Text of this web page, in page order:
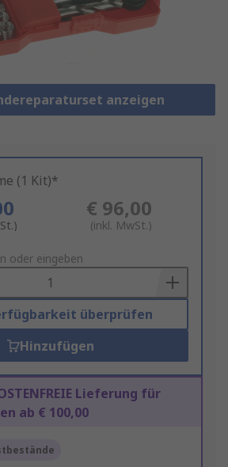
anzeigen
(1 Kit)*
€ 96,00
(inkl. MwSt.)
oder eingeben
überprüfen
Hinzufügen
Lieferung für
ab € 100,00